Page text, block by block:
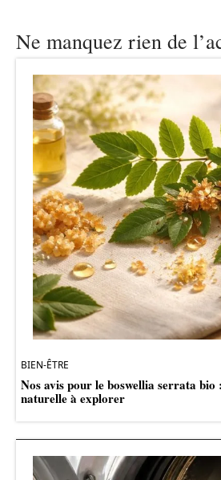
Ne manquez rien de
BIEN-ÊTRE
Nos avis pour le boswellia serrata bio
naturelle à explorer